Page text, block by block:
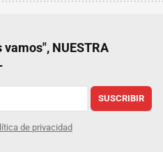
vamos", NUESTRA
SUSCRIBIR
de privacidad